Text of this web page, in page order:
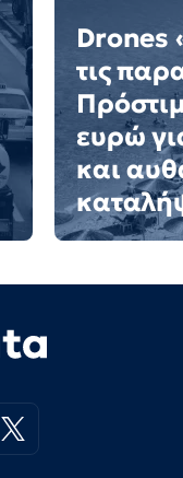
Drones
τις
ευρώ
και